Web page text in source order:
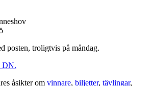
posten, troligtvis på måndag.
DN.
åsikter om vinnare, biljetter, tävlingar,